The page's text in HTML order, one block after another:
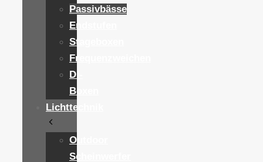
Passivbässe
Endstufen
Stageboxen
Frequenzweichen
DI-
Boxen
Lichttechnik
Outdoor
Scheinwerfer